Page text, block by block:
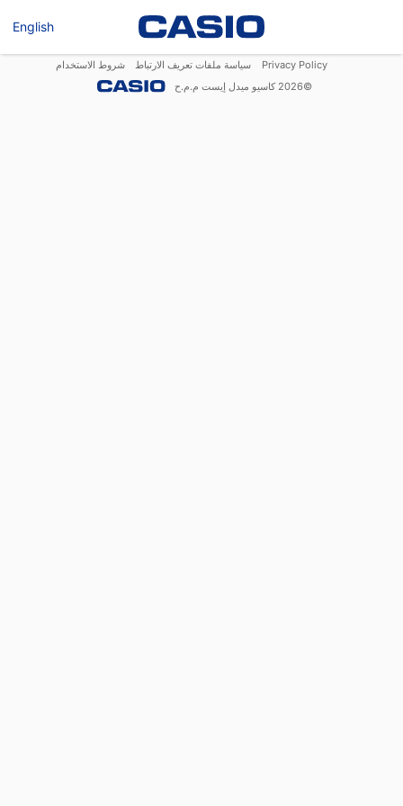
English
Privacy Policy سياسة ملفات تعريف الارتباط
شروط الاستخدام
©
2026 كاسيو ميدل إيست م.م.ح